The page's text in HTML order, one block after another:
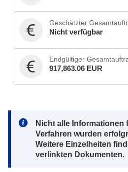
Geschätzter
Nicht verfügbar
Endgültiger
917,863.06 EUR
Note:
Nicht alle Informationen
Verfahren wurden
Weitere Einzelheiten
verlinkten Dokumenten.